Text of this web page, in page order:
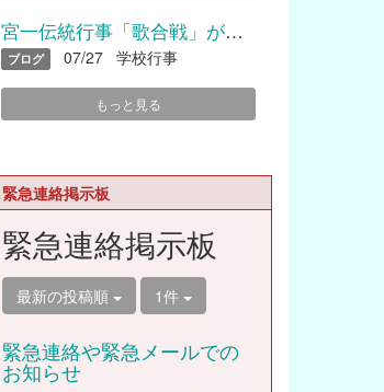
宮一伝統行事「歌合戦」が開催されました
ブログ 07/27 学校行事
もっと見る
緊急連絡掲示板
緊急連絡掲示板
最新の投稿順 1件
緊急連絡や緊急メールでの
お知らせ